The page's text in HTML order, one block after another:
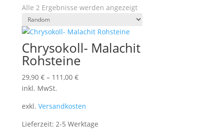
Alle 2 Ergebnisse werden angezeigt
Chrysokoll- Malachit
Rohsteine
29,90 €– 111,00 €
inkl. MwSt.
exkl. Versandkosten
Lieferzeit: 2-5 Werktage